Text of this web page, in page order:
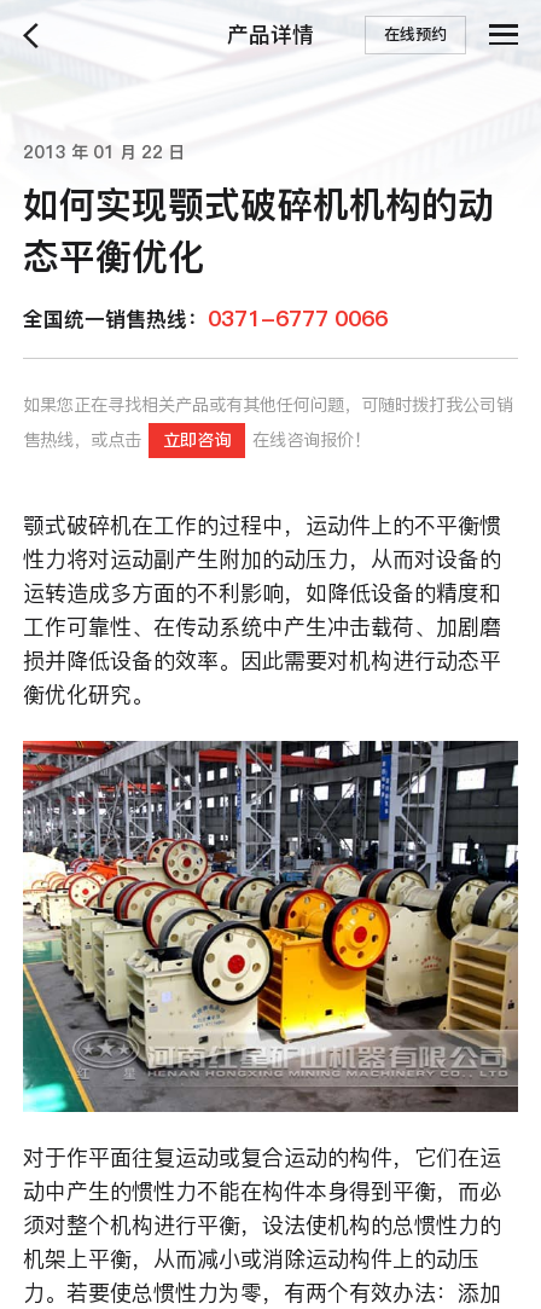
产品详情 在线预约
2013 年 01 月 22 日
如何实现颚式破碎机机构的动
态平衡优化
全国统一销售热线： 0371-6777 0066
如果您正在寻找相关产品或有其他任何问题，可随时拨打我公司销
售热线，或点击
立即咨询 在线咨询报价！
颚式破碎机在工作的过程中，运动件上的不平衡惯
性力将对运动副产生附加的动压力，从而对设备的
运转造成多方面的不利影响，如降低设备的精度和
工作可靠性、在传动系统中产生冲击载荷、加剧磨
损并降低设备的效率。因此需要对机构进行动态平
衡优化研究。
对于作平面往复运动或复合运动的构件，它们在运
动中产生的惯性力不能在构件本身得到平衡，而必
须对整个机构进行平衡，设法使机构的总惯性力的
机架上平衡，从而减小或消除运动构件上的动压
力。若要使总惯性力为零，有两个有效办法：添加